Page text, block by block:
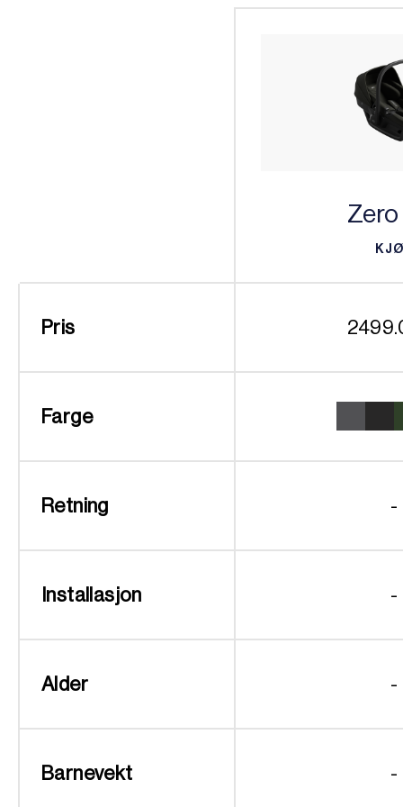
Zero
Pris
Farge
Retning -
Installasjon -
Alder -
Barnevekt -